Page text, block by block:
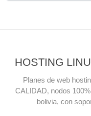
HOSTING
Planes de web
CALIDAD, nodos
bolivia, con